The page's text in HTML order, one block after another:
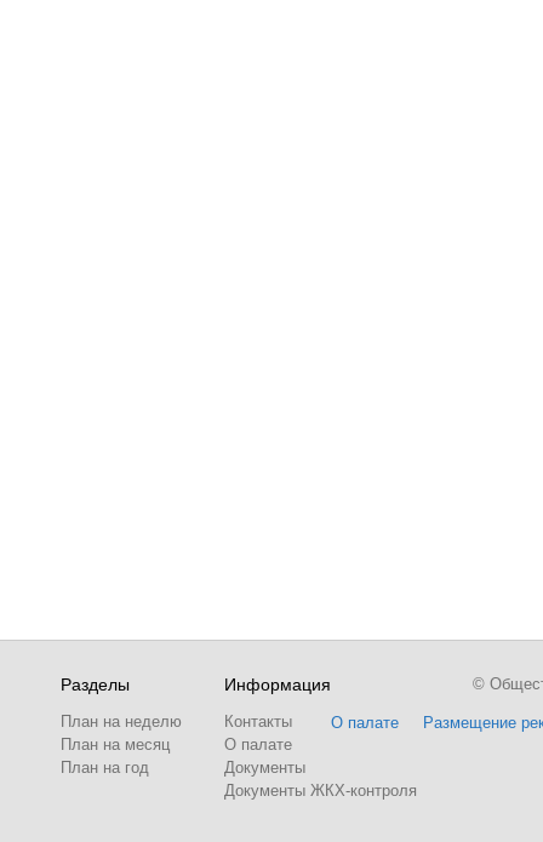
Разделы
План на неделю
План на месяц
План на год
Информация
Контакты
О палате
Документы
Документы ЖКХ-контроля
О палате Размещение
©